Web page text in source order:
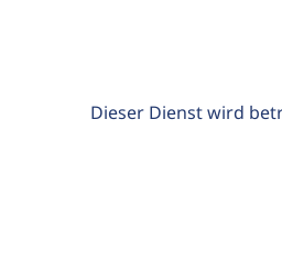
Dieser Dienst wird